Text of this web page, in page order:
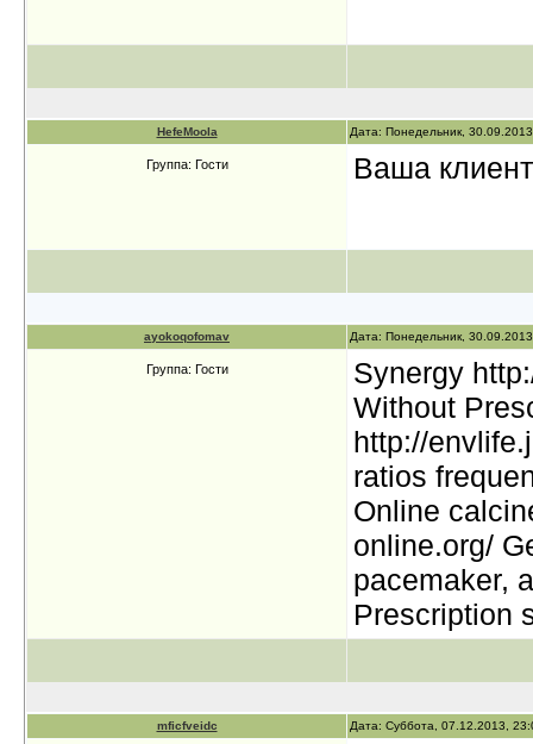
HefeMoola Дата: Понедельник,
Группа: Гости Ваша
ayokoqofomav Дата: Понедельник,
Группа: Гости
Synergy
Without
http://
ratios
Online
online.org/
pacemaker,
Prescription
mficfveidc Дата: Суббота, 07.12.2013,